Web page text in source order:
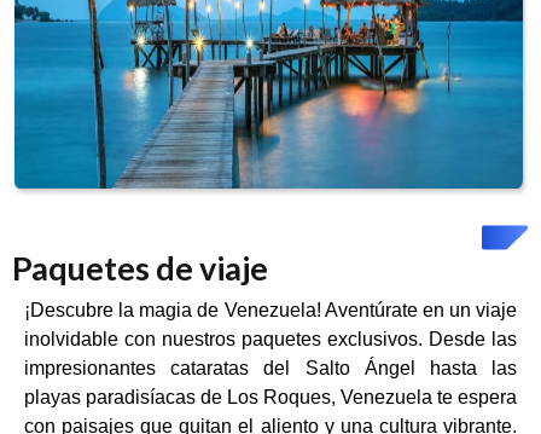
Paquetes de viaje
¡Descubre la magia de Venezuela! Aventúrate en un viaje
inolvidable con nuestros paquetes exclusivos. Desde las
impresionantes cataratas del Salto Ángel hasta las
playas paradisíacas de Los Roques, Venezuela te espera
con paisajes que quitan el aliento y una cultura vibrante.